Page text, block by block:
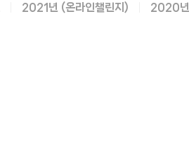
2021년 (온라인챌린지) 2020년